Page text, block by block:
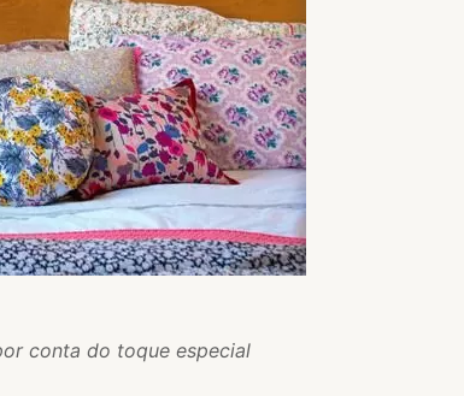
conta do toque especial